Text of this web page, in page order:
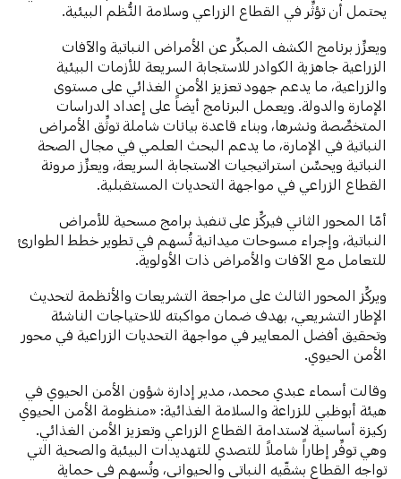
يحتمل أن تؤثِّر في القطاع الزراعي وسلامة النُّظم البيئية.
ويعزِّز برنامج الكشف المبكِّر عن الأمراض النباتية والآفات
الزراعية جاهزية الكوادر للاستجابة السريعة للأزمات البيئية
والزراعية، ما يدعم جهود تعزيز الأمن الغذائي على مستوى
الإمارة والدولة. ويعمل البرنامج أيضاً على إعداد الدراسات
المتخصِّصة ونشرها، وبناء قاعدة بيانات شاملة توثِّق الأمراض
النباتية في الإمارة، ما يدعم البحث العلمي في مجال الصحة
النباتية ويحسِّن استراتيجيات الاستجابة السريعة، ويعزِّز مرونة
القطاع الزراعي في مواجهة التحديات المستقبلية.
أمّا المحور الثاني فيركِّز على تنفيذ برامج مسحية للأمراض
النباتية، وإجراء مسوحات ميدانية تُسهم في تطوير خطط الطوارئ
للتعامل مع الآفات والأمراض ذات الأولوية.
ويركِّز المحور الثالث على مراجعة التشريعات والأنظمة لتحديث
الإطار التشريعي، بهدف ضمان مواكبته للاحتياجات الناشئة
وتحقيق أفضل المعايير في مواجهة التحديات الزراعية في محور
الأمن الحيوي.
وقالت أسماء عبدي محمد، مدير إدارة شؤون الأمن الحيوي في
هيئة أبوظبي للزراعة والسلامة الغذائية: «منظومة الأمن الحيوي
ركيزة أساسية لاستدامة القطاع الزراعي وتعزيز الأمن الغذائي.
وهي توفِّر إطاراً شاملاً للتصدي للتهديدات البيئية والصحية التي
تواجه القطاع بشقّيه النباتي والحيواني، وتُسهم في حماية